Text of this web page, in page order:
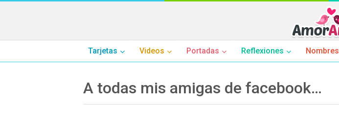
Tarjetas Videos Portadas Reflexiones Nombres
A todas mis amigas de facebook…